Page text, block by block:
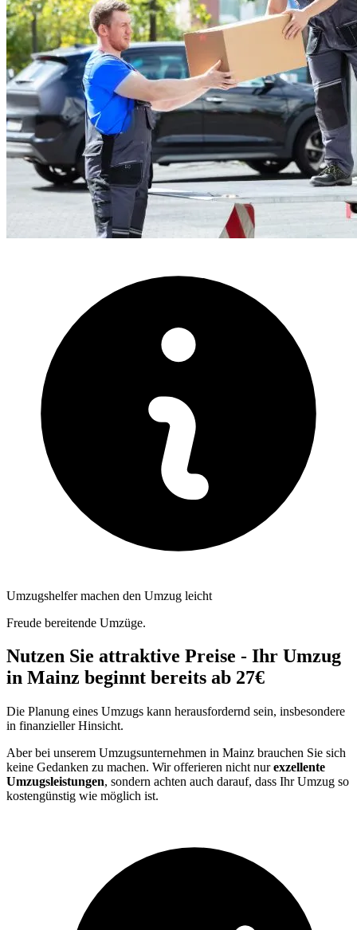
Umzugshelfer machen den Umzug leicht
Freude bereitende Umzüge.
Nutzen Sie attraktive Preise - Ihr Umzug
in Mainz beginnt bereits ab 27€
Die Planung eines Umzugs kann herausfordernd sein, insbesondere
in finanzieller Hinsicht.
Aber bei unserem Umzugsunternehmen in Mainz brauchen Sie sich
keine Gedanken zu machen. Wir offerieren nicht nurexzellente
Umzugsleistungen, sondern achten auch darauf, dass Ihr Umzug so
kostengünstig wie möglich ist.